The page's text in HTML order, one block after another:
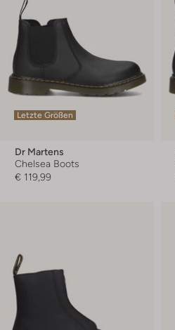
Letzte Größen
Dr Martens
Chelsea Boots
€ 119,99